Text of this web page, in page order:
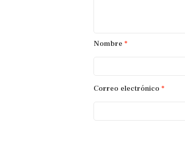
Nombre *
Correo electrónico *